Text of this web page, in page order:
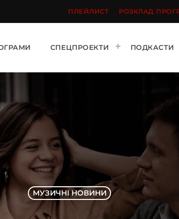
ПЛЕЙЛИСТ РОЗКЛАД
СПЕЦПРОЕКТИ ПОДКАСТИ
МУЗИЧНІ НОВИНИ